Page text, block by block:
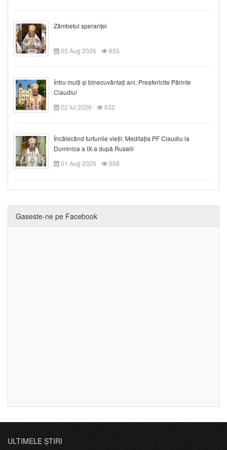
Zâmbetul speranței
05 Aug 2026 655
Întru mulți și binecuvântați ani, Preafericite Părinte
Claudiu!
22 Iul 2026
632
Încălecând furtunile vieții: Meditația PF Claudiu la
Duminica a IX-a după Rusalii
01 Aug 2026
558
Gaseste-ne pe Facebook
ULTIMELE ȘTIRI